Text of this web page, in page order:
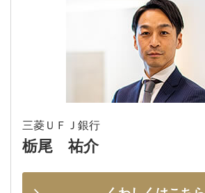
三菱ＵＦＪ銀行
栃尾 祐介